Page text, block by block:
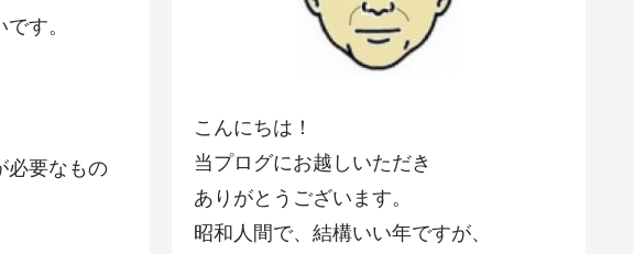
す。
必要なもの
こんにちは！
当プログにお越しいただき
ありがとうございます。
昭和人間で、結構いい年ですが、